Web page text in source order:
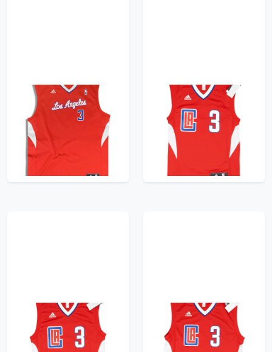
2011-14 LA Clippers
Paul #3 adidas Jersey
(Away) L
47.99£ · ca. €57
Trikot kaufen
2015-17 LA Clippers
Paul #3 adidas Away
Jersey (XXS)
47.99£ · ca. €57
2015-17 LA Clippers
Paul #3 adidas Away
Jersey (XS)
2015-17 LA Clippers
Paul #3 adidas Away
Jersey (S)